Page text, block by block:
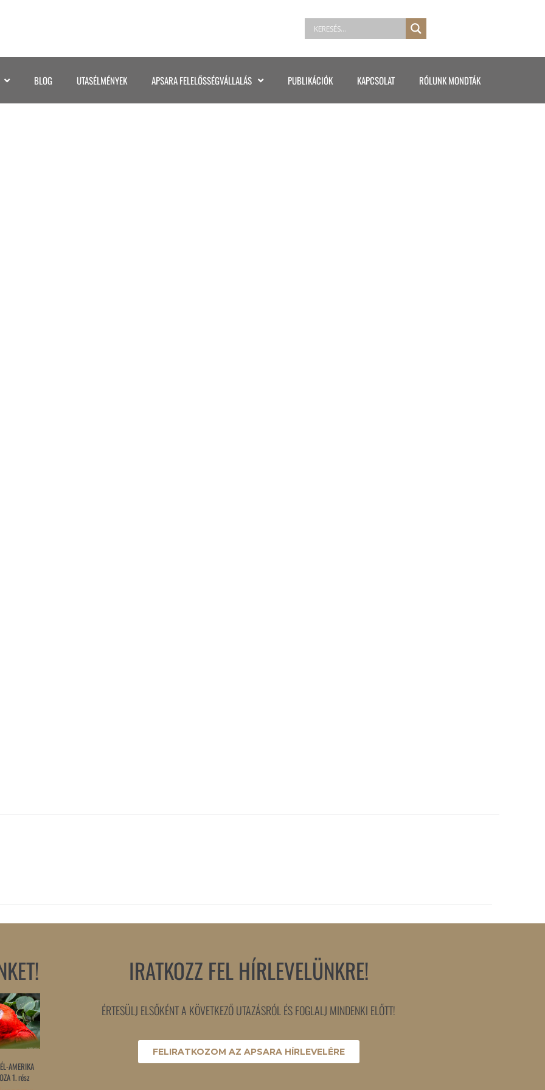
BLOG UTASÉLMÉNYEK APSARA FELELŐSSÉGVÁLLALÁS PUBLIKÁCIÓK KAPCSOLAT RÓLUNK MONDTÁK
AMERIKA
1. rész
IRATKOZZ FEL HÍRLEVELÜNKRE!
ÉRTESÜLJ ELSŐKÉNT A KÖVETKEZŐ UTAZÁSRÓL ÉS FOGLALJ MINDENKI ELŐTT!
FELIRATKOZOM AZ APSARA HÍRLEVELÉRE